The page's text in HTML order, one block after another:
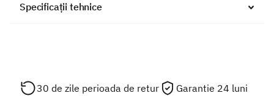
Specificații tehnice
30 de zile perioada de retur
Garantie 24 luni